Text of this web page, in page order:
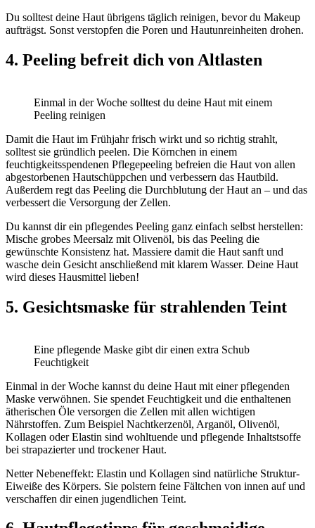
Du solltest deine Haut übrigens täglich reinigen, bevor du Makeup
aufträgst. Sonst verstopfen die Poren und Hautunreinheiten drohen.
4. Peeling befreit dich von Altlasten
Einmal in der Woche solltest du deine Haut mit einem
Peeling reinigen
Damit die Haut im Frühjahr frisch wirkt und so richtig strahlt,
solltest sie gründlich peelen. Die Körnchen in einem
feuchtigkeitsspendenen Pflegepeeling befreien die Haut von allen
abgestorbenen Hautschüppchen und verbessern das Hautbild.
Außerdem regt das Peeling die Durchblutung der Haut an – und das
verbessert die Versorgung der Zellen.
Du kannst dir ein pflegendes Peeling ganz einfach selbst herstellen:
Mische grobes Meersalz mit Olivenöl, bis das Peeling die
gewünschte Konsistenz hat. Massiere damit die Haut sanft und
wasche dein Gesicht anschließend mit klarem Wasser. Deine Haut
wird dieses Hausmittel lieben!
5. Gesichtsmaske für strahlenden Teint
Eine pflegende Maske gibt dir einen extra Schub
Feuchtigkeit
Einmal in der Woche kannst du deine Haut mit einer pflegenden
Maske verwöhnen. Sie spendet Feuchtigkeit und die enthaltenen
ätherischen Öle versorgen die Zellen mit allen wichtigen
Nährstoffen. Zum Beispiel Nachtkerzenöl, Arganöl, Olivenöl,
Kollagen oder Elastin sind wohltuende und pflegende Inhaltstsoffe
bei strapazierter und trockener Haut.
Netter Nebeneffekt: Elastin und Kollagen sind natürliche Struktur-
Eiweiße des Körpers. Sie polstern feine Fältchen von innen auf und
verschaffen dir einen jugendlichen Teint.